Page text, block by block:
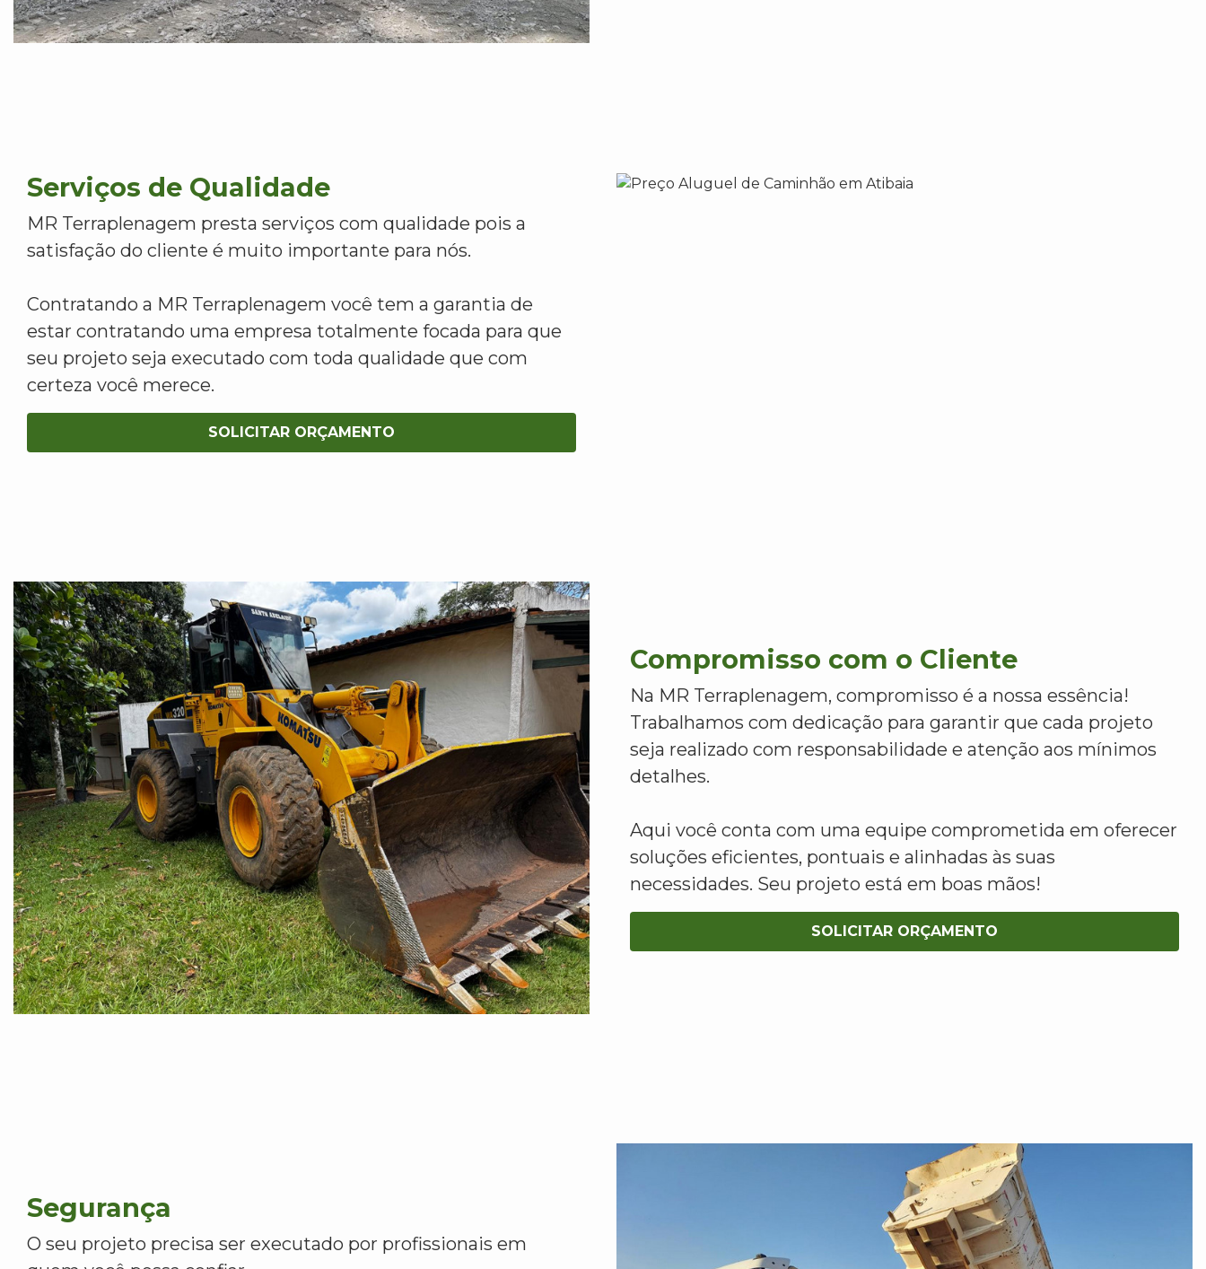
Serviços de Qualidade
MR Terraplenagem presta serviços com qualidade pois a
satisfação do cliente é muito importante para nós.
Contratando a MR Terraplenagem você tem a garantia de
estar contratando uma empresa totalmente focada para que
seu projeto seja executado com toda qualidade que com
certeza você merece.
SOLICITAR ORÇAMENTO
Compromisso com o Cliente
Na MR Terraplenagem, compromisso é a nossa essência!
Trabalhamos com dedicação para garantir que cada projeto
seja realizado com responsabilidade e atenção aos mínimos
detalhes.
Aqui você conta com uma equipe comprometida em oferecer
soluções eficientes, pontuais e alinhadas às suas
necessidades. Seu projeto está em boas mãos!
SOLICITAR ORÇAMENTO
Segurança
O seu projeto precisa ser executado por profissionais em